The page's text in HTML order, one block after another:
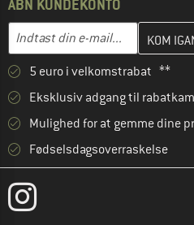
ÅBN KUNDEKONTO
E-mail-adresse
Indtast din e-mailadresse her,
5 euro i velkomstrabat **
Eksklusiv adgang til
Mulighed for at gemme dine
Fødselsdagsoverraskelse